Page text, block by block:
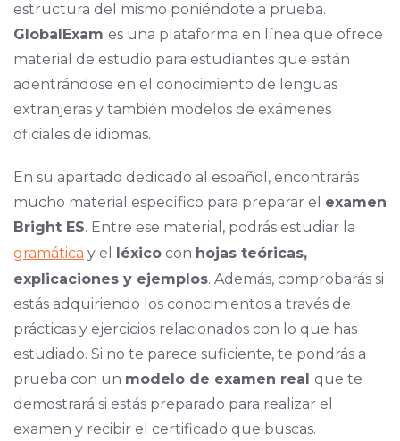
estructura del mismo poniéndote a prueba.
GlobalExam es una plataforma en línea que ofrece
material de estudio para estudiantes que están
adentrándose en el conocimiento de lenguas
extranjeras y también modelos de exámenes
oficiales de idiomas.
En su apartado dedicado al español, encontrarás
mucho material específico para preparar el examen
Bright ES. Entre ese material, podrás estudiar la
gramática y el léxico con hojas teóricas,
explicaciones y ejemplos. Además, comprobarás si
estás adquiriendo los conocimientos a través de
prácticas y ejercicios relacionados con lo que has
estudiado. Si no te parece suficiente, te pondrás a
prueba con un modelo de examen real que te
demostrará si estás preparado para realizar el
examen y recibir el certificado que buscas.